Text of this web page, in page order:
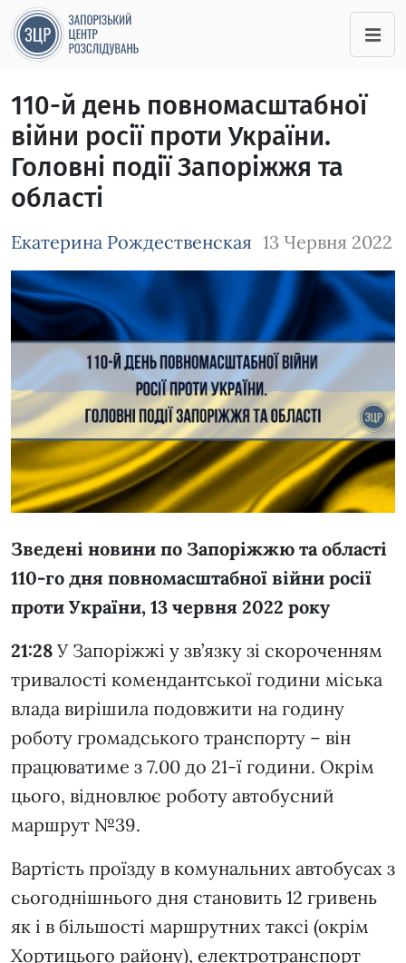
110-й день повномасштабної
війни росії проти України.
Головні події Запоріжжя та
області
Екатерина Рождественская 13 Червня 2022
Зображення завантажується
Зведені новини по Запоріжжю та області
110-го дня повномасштабної війни росії
проти України, 13 червня 2022 року
21:28 У Запоріжжі у зв’язку зі скороченням
тривалості комендантської години міська
влада вирішила подовжити на годину
роботу громадського транспорту – він
працюватиме з 7.00 до 21-ї години. Окрім
цього, відновлює роботу автобусний
маршрут №39.
Вартість проїзду в комунальних автобусах з
сьогоднішнього дня становить 12 гривень
як і в більшості маршрутних таксі (окрім
Хортицього району), електротранспорт